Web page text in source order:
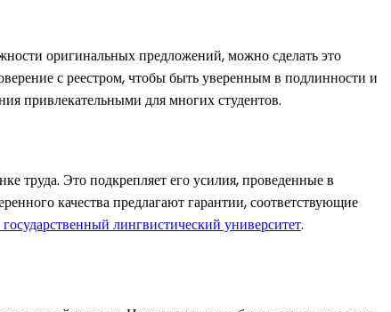
оригинальных предложений, можно сделать это
с реестром, чтобы быть уверенным в подлинности и
привлекательными для многих студентов.
труда. Это подкрепляет его усилия, проведенные в
качества предлагают гарантии, соответствующие
лингвистический университет.